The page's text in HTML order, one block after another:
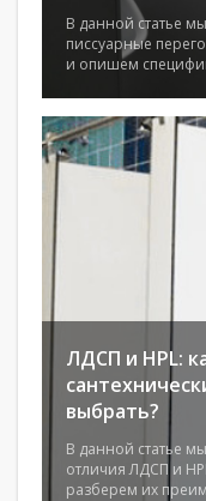
В данной статье
писсуарные
и опишем
ЛДСП и HPL:
выбрать?
В данной статье
отличия ЛДСП и
разберем их